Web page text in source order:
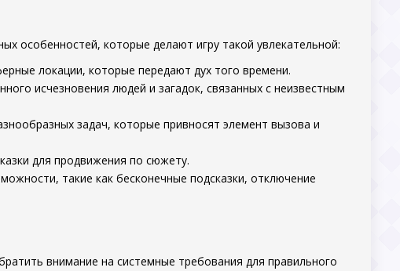
особенностей, которые делают игру такой увлекательной:
локации, которые передают дух того времени.
исчезновения людей и загадок, связанных с неизвестным
задач, которые привносят элемент вызова и
для продвижения по сюжету.
такие как бесконечные подсказки, отключение
внимание на системные требования для правильного